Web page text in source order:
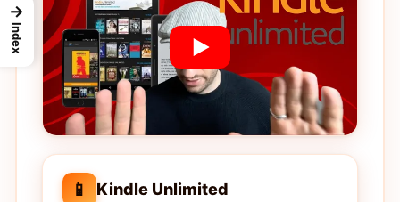
📱 Kindle Unlimited
→
Index